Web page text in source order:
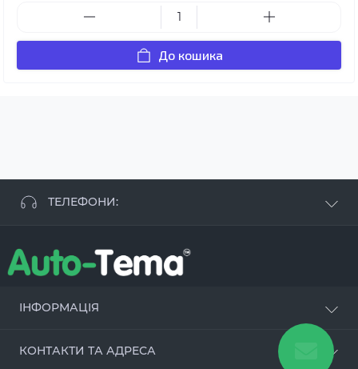
До кошика
ТЕЛЕФОНИ:
+38 096 250 84 38
+38 099 657 61 50
ІНФОРМАЦІЯ
КОНТАКТИ ТА АДРЕСА